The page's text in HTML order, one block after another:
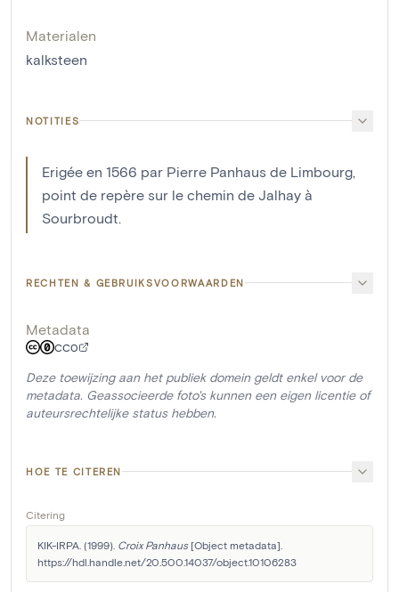
Materialen
kalksteen
NOTITIES
Erigée en 1566 par Pierre Panhaus de Limbourg,
point de repère sur le chemin de Jalhay à
Sourbroudt.
RECHTEN & GEBRUIKSVOORWAARDEN
Metadata
CC0
Deze toewijzing aan het publiek domein geldt enkel voor de
metadata. Geassocieerde foto's kunnen een eigen licentie of
auteursrechtelijke status hebben.
HOE TE CITEREN
Citering
KIK-IRPA. (1999). Croix Panhaus [Object metadata].
https://hdl.handle.net/20.500.14037/object.10106283